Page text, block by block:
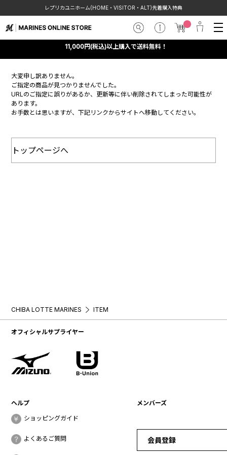
レプリカユニホーム(HOME・VISITOR・ALT)先着購入特典
11,000円(税込)以上購入で送料無料！
大変申し訳ありません。
ご指定の商品が見つかりませんでした。
URLのご指定に誤りがあるか、更新等に伴い削除されてしまった可能性が
あります。
お手数とは思いますが、下記リンクからサイトへ移動してください。
トップページへ
CHIBA LOTTE MARINES ITEM
オフィシャルサプライヤー
ヘルプ
ショッピングガイド
よくあるご質問
メンバーズ
会員登録